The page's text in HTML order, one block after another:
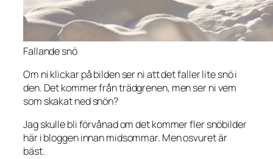
Fallande snö
Om ni klickar på bilden ser ni att det faller lite snö i
den. Det kommer från trädgrenen, men ser ni vem
som skakat ned snön?
Jag skulle bli förvånad om det kommer fler snöbilder
här i bloggen innan midsommar. Men osvuret är
bäst.